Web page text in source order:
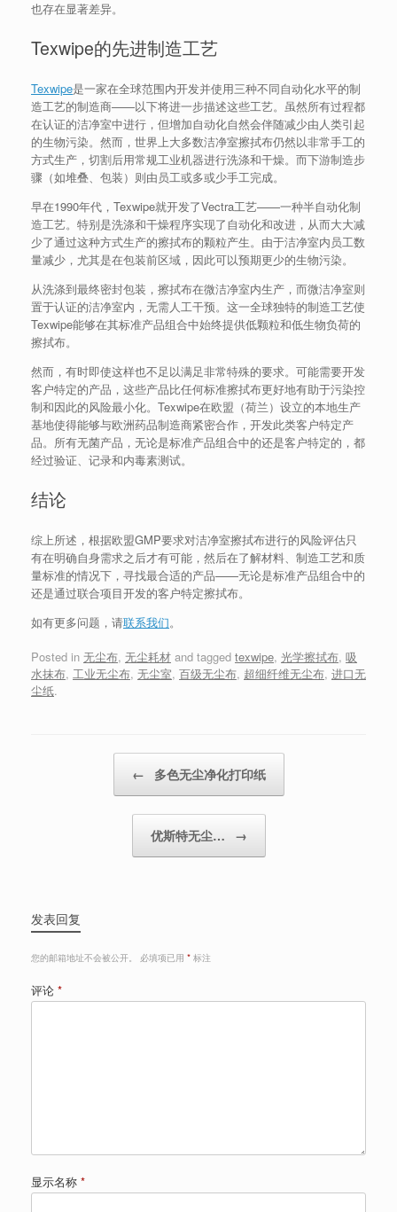
也存在显著差异。
Texwipe的先进制造工艺
Texwipe是一家在全球范围内开发并使用三种不同自动化水平的制
造工艺的制造商——以下将进一步描述这些工艺。虽然所有过程都
在认证的洁净室中进行，但增加自动化自然会伴随减少由人类引起
的生物污染。然而，世界上大多数洁净室擦拭布仍然以非常手工的
方式生产，切割后用常规工业机器进行洗涤和干燥。而下游制造步
骤（如堆叠、包装）则由员工或多或少手工完成。
早在1990年代，Texwipe就开发了Vectra工艺——一种半自动化制
造工艺。特别是洗涤和干燥程序实现了自动化和改进，从而大大减
少了通过这种方式生产的擦拭布的颗粒产生。由于洁净室内员工数
量减少，尤其是在包装前区域，因此可以预期更少的生物污染。
从洗涤到最终密封包装，擦拭布在微洁净室内生产，而微洁净室则
置于认证的洁净室内，无需人工干预。这一全球独特的制造工艺使
Texwipe能够在其标准产品组合中始终提供低颗粒和低生物负荷的
擦拭布。
然而，有时即使这样也不足以满足非常特殊的要求。可能需要开发
客户特定的产品，这些产品比任何标准擦拭布更好地有助于污染控
制和因此的风险最小化。Texwipe在欧盟（荷兰）设立的本地生产
基地使得能够与欧洲药品制造商紧密合作，开发此类客户特定产
品。所有无菌产品，无论是标准产品组合中的还是客户特定的，都
经过验证、记录和内毒素测试。
结论
综上所述，根据欧盟GMP要求对洁净室擦拭布进行的风险评估只
有在明确自身需求之后才有可能，然后在了解材料、制造工艺和质
量标准的情况下，寻找最合适的产品——无论是标准产品组合中的
还是通过联合项目开发的客户特定擦拭布。
如有更多问题，请联系我们。
Posted in 无尘布, 无尘耗材 and tagged texwipe, 光学擦拭布, 吸
水抹布, 工业无尘布, 无尘室, 百级无尘布, 超细纤维无尘布, 进口无
尘纸.
← 多色无尘净化打印纸
优斯特无尘… →
发表回复
您的邮箱地址不会被公开。 必填项已用 * 标注
评论 *
显示名称 *